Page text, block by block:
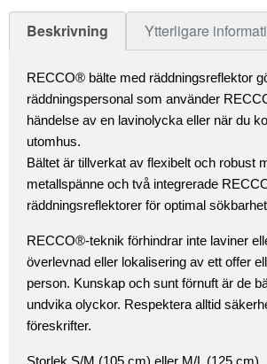
Beskrivning Ytterligare
RECCO® bälte med räddningsreflektor
räddningspersonal som använder
händelse av en lavinolycka eller när du
utomhus.
Bältet är tillverkat av flexibelt och robust
metallspänne och två integrerade
räddningsreflektorer för optimal
RECCO®-teknik förhindrar inte laviner
överlevnad eller lokalisering av ett offer
person. Kunskap och sunt förnuft är de
undvika olyckor. Respektera alltid
föreskrifter.
Storlek S/M (105 cm) eller M/L (125 cm)